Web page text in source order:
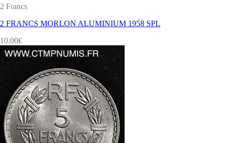
2 Francs
2 FRANCS MORLON ALUMINIUM 1958 SPL
10.00€